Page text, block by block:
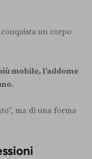
un corpo
mobile, l’addome
ma di una forma